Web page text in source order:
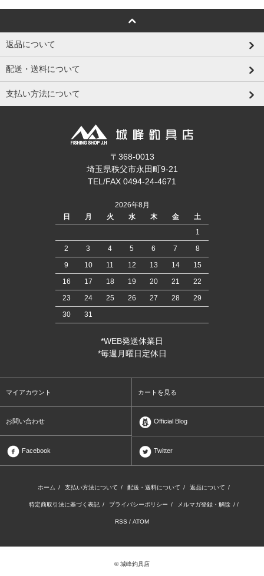
返品について
配送・送料について
支払い方法について
〒368-0013
埼玉県秩父市永田町9-21
TEL/FAX 0494-24-4671
2026年8月
日
月 火 水 木 金
土
1
2
3 4 5 6 7
8
9
10 11 12 13 14
15
16
17 18 19 20 21
22
23
24 25 26 27 28
29
30
31
*WEB発送休業日
*毎週月曜日定休日
マイアカウント カートを見る
お問い合わせ Official Blog
Facebook Twitter
ホーム / 支払い方法について / 配送・送料について / 返品について /
特定商取引法に基づく表記 / プライバシーポリシー / メルマガ登録・解除 / /
RSS / ATOM
© 城峰釣具店